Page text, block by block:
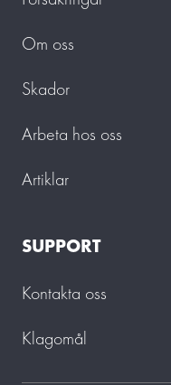
Om oss
Skador
Arbeta hos oss
Artiklar
SUPPORT
Kontakta oss
Klagomål